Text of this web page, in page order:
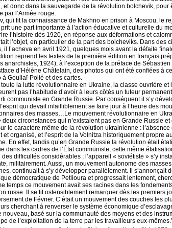
et donc dans la sauvegarde de la révolution bolchevik, pour
par l’Armée rouge.
qui fit la connaissance de Makhno en prison à Moscou, le
une part importante à l’action éducative et culturelle du
l’histoire dès 1920, en réponse aux déformations et
l’objet, en particulier de la part des bolcheviks. Dans des
il l’acheva en avril 1921, quelques mois avant la défaite
reprend les textes de la première édition en français
anarchistes, 1924), à l’exception de la préface de
d’Hélène Châtelain, des photos qui ont été confiées à
à Gouliaï-Polié et des cartes.
toute la lutte révolutionnaire en Ukraine, la classe ouvrière et
pas l’habitude d’avoir à leurs côtés un tuteur
communiste en Grande Russie. Par conséquent il s’y
qui devait infailliblement se faire jour à l’heure des
des masses…Le mouvement révolutionnaire en
deux circonstances qui n’existaient pas en Grande Russie
le caractère même de la révolution ukrainienne : l’absence
et organisé, et l’esprit de la Volnitza historiquement propre
En effet, tandis qu’en Grande Russie la révolution était
dans les cadres de l’État communiste, cette même
des difficultés considérables ; l’appareil « soviétiste » s’y
militairement. Aussi, un mouvement autonome des
continuait à s’y développer parallèlement. Il s’annonçait
démocratique de Petlioura et progressait lentement,
temps ce mouvement avait ses racines dans les
russe. Il se fit ostensiblement remarquer dès les premiers
de Février. C’était un mouvement des couches les
cherchant à renverser le système économique
nouveau, basé sur la communauté des moyens et des
de l’exploitation de la terre par les travailleurs eux-